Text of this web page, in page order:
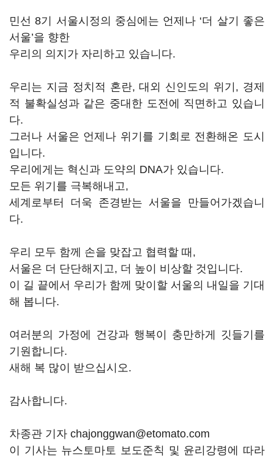
민선 8기 서울시정의 중심에는 언제나 ‘더 살기 좋은
서울’을 향한
우리의 의지가 자리하고 있습니다.
우리는 지금 정치적 혼란, 대외 신인도의 위기, 경제
적 불확실성과 같은 중대한 도전에 직면하고 있습니
다.
그러나 서울은 언제나 위기를 기회로 전환해온 도시
입니다.
우리에게는 혁신과 도약의 DNA가 있습니다.
모든 위기를 극복해내고,
세계로부터 더욱 존경받는 서울을 만들어가겠습니
다.
우리 모두 함께 손을 맞잡고 협력할 때,
서울은 더 단단해지고, 더 높이 비상할 것입니다.
이 길 끝에서 우리가 함께 맞이할 서울의 내일을 기대
해 봅니다.
여러분의 가정에 건강과 행복이 충만하게 깃들기를
기원합니다.
새해 복 많이 받으십시오.
감사합니다.
차종관 기자 chajonggwan@etomato.com
이 기사는 뉴스토마토 보도준칙 및 윤리강령에 따라